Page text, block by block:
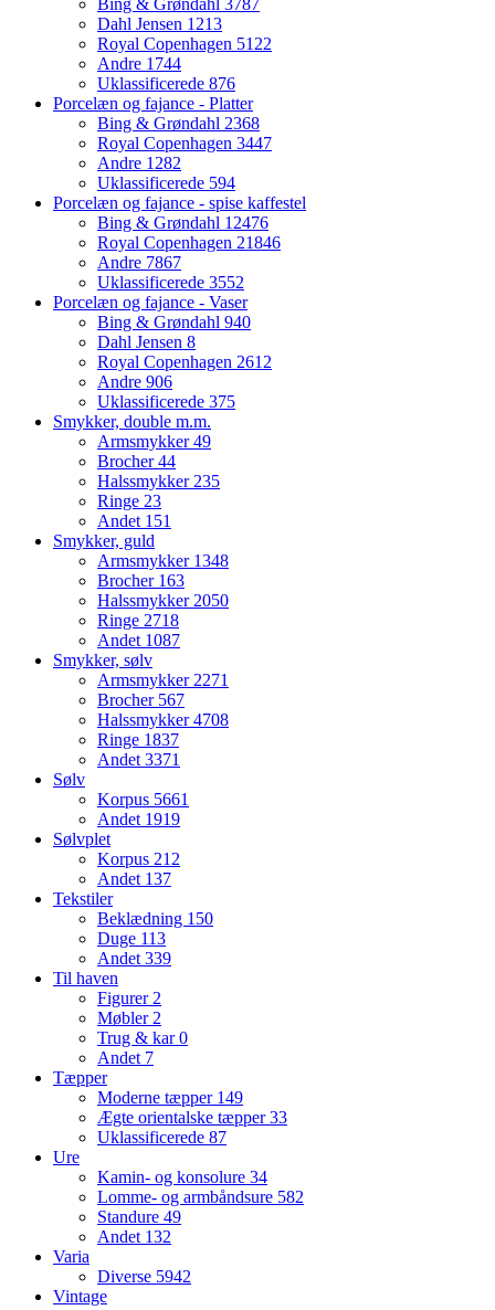
Bing & Grøndahl 3787
Dahl Jensen 1213
Royal Copenhagen 5122
Andre 1744
Uklassificerede 876
Porcelæn og fajance - Platter
Bing & Grøndahl 2368
Royal Copenhagen 3447
Andre 1282
Uklassificerede 594
Porcelæn og fajance - spise kaffestel
Bing & Grøndahl 12476
Royal Copenhagen 21846
Andre 7867
Uklassificerede 3552
Porcelæn og fajance - Vaser
Bing & Grøndahl 940
Dahl Jensen 8
Royal Copenhagen 2612
Andre 906
Uklassificerede 375
Smykker, double m.m.
Armsmykker49
Brocher44
Halssmykker 235
Ringe 23
Andet 151
Smykker, guld
Armsmykker 1348
Brocher 163
Halssmykker 2050
Ringe 2718
Andet 1087
Smykker, sølv
Armsmykker 2271
Brocher 567
Halssmykker4708
Ringe 1837
Andet 3371
Sølv
Korpus 5661
Andet 1919
Sølvplet
Korpus 212
Andet 137
Tekstiler
Beklædning 150
Duge 113
Andet 339
Til haven
Figurer 2
Møbler 2
Trug & kar0
Andet 7
Tæpper
Moderne tæpper 149
Ægte orientalske tæpper33
Uklassificerede 87
Ure
Kamin- og konsolure 34
Lomme- og armbåndsure 582
Standure 49
Andet 132
Varia
Diverse 5942
Vintage